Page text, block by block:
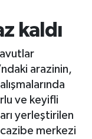
kaldı
arazinin,
ve keyifli
yerleştirilen
merkezi